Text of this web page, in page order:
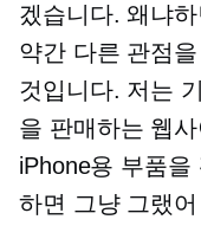
겠습니다. 왜냐하
약간 다른 관점
것입니다. 저는
을 판매하는 웹
iPhone용 부품
하면 그냥 그랬어